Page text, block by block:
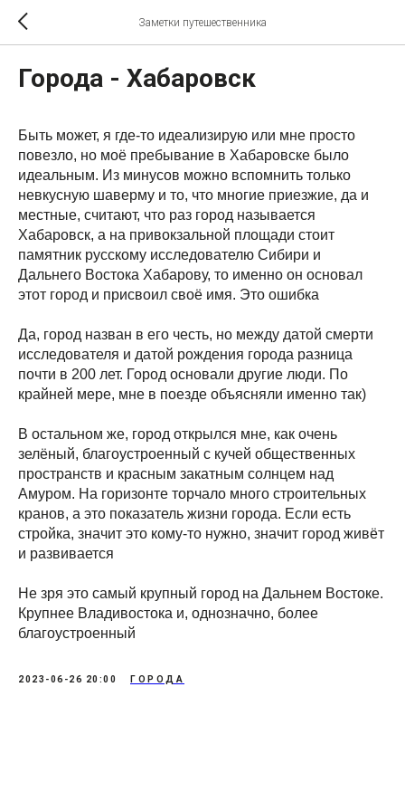
Заметки путешественника
Города - Хабаровск
Быть может, я где-то идеализирую или мне просто
повезло, но моё пребывание в Хабаровске было
идеальным. Из минусов можно вспомнить только
невкусную шаверму и то, что многие приезжие, да и
местные, считают, что раз город называется
Хабаровск, а на привокзальной площади стоит
памятник русскому исследователю Сибири и
Дальнего Востока Хабарову, то именно он основал
этот город и присвоил своё имя. Это ошибка
Да, город назван в его честь, но между датой смерти
исследователя и датой рождения города разница
почти в 200 лет. Город основали другие люди. По
крайней мере, мне в поезде объясняли именно так)
В остальном же, город открылся мне, как очень
зелёный, благоустроенный с кучей общественных
пространств и красным закатным солнцем над
Амуром. На горизонте торчало много строительных
кранов, а это показатель жизни города. Если есть
стройка, значит это кому-то нужно, значит город живёт
и развивается
Не зря это самый крупный город на Дальнем Востоке.
Крупнее Владивостока и, однозначно, более
благоустроенный
2023-06-26 20:00 ГОРОДА